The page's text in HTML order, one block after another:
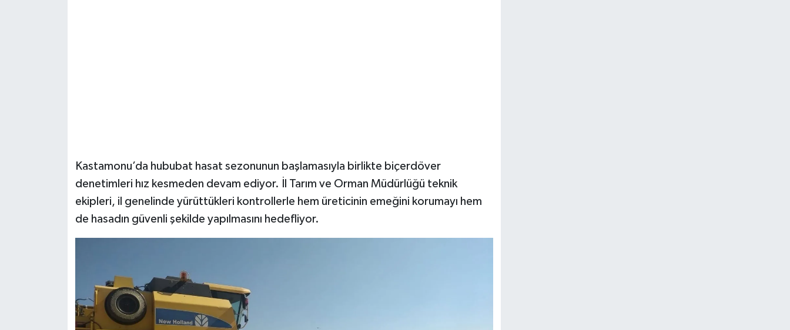
Kastamonu’da hububat hasat sezonunun başlamasıyla birlikte biçerdöver
denetimleri hız kesmeden devam ediyor. İl Tarım ve Orman Müdürlüğü teknik
ekipleri, il genelinde yürüttükleri kontrollerle hem üreticinin emeğini korumayı hem
de hasadın güvenli şekilde yapılmasını hedefliyor.
Ulusal Haberler
Teknoloji Haberleri
Siyaset Haberleri
Yerel Haberler
Haber Arşivi